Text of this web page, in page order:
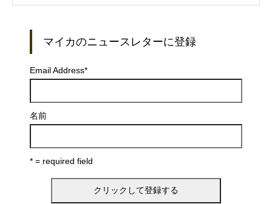
マイカのニュースレターに登録
Email Address*
名前
* = required field